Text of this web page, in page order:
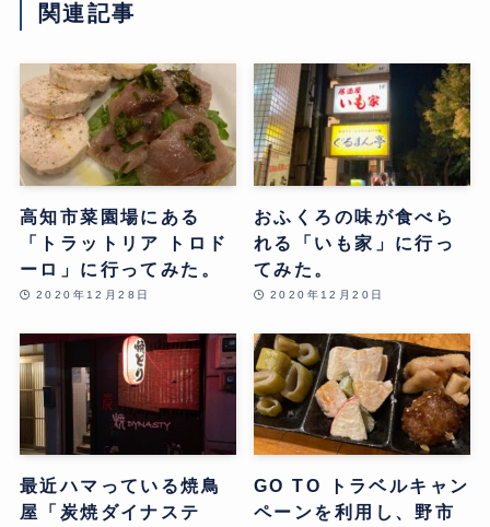
関連記事
高知市菜園場にある
「トラットリア トロド
ーロ」に行ってみた。
2020年12月28日
おふくろの味が食べら
れる「いも家」に行っ
てみた。
2020年12月20日
最近ハマっている焼鳥
屋「炭焼ダイナステ
GO TO トラベルキャン
ペーンを利用し、野市